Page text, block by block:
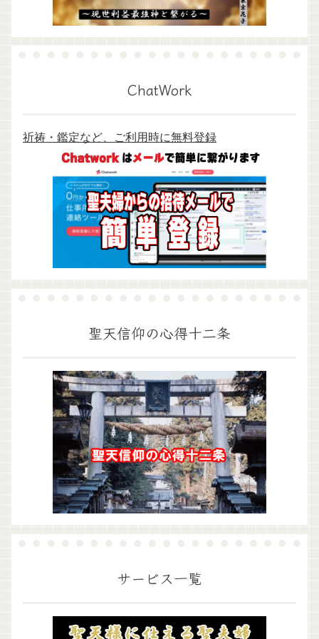
ChatWork
祈祷・鑑定など、ご利用時に無料登録
聖天信仰の心得十二条
サービス一覧